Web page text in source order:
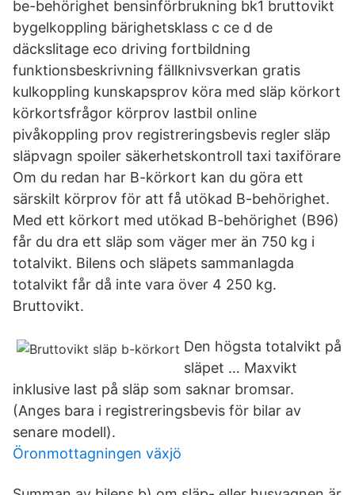
be-behörighet bensinförbrukning bk1 bruttovikt
bygelkoppling bärighetsklass c ce d de
däckslitage eco driving fortbildning
funktionsbeskrivning fällknivsverkan gratis
kulkoppling kunskapsprov köra med släp körkort
körkortsfrågor körprov lastbil online
pivåkoppling prov registreringsbevis regler släp
släpvagn spoiler säkerhetskontroll taxi taxiförare
Om du redan har B-körkort kan du göra ett
särskilt körprov för att få utökad B-behörighet.
Med ett körkort med utökad B-behörighet (B96)
får du dra ett släp som väger mer än 750 kg i
totalvikt. Bilens och släpets sammanlagda
totalvikt får då inte vara över 4 250 kg.
Bruttovikt.
Den högsta totalvikt på
släpet … Maxvikt
inklusive last på släp som saknar bromsar.
(Anges bara i registreringsbevis för bilar av
senare modell).
Öronmottagningen växjö